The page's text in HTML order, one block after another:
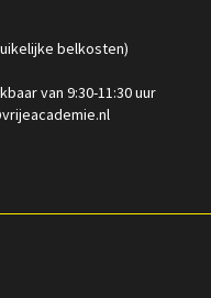
belkosten)
van 9:30-11:30 uur